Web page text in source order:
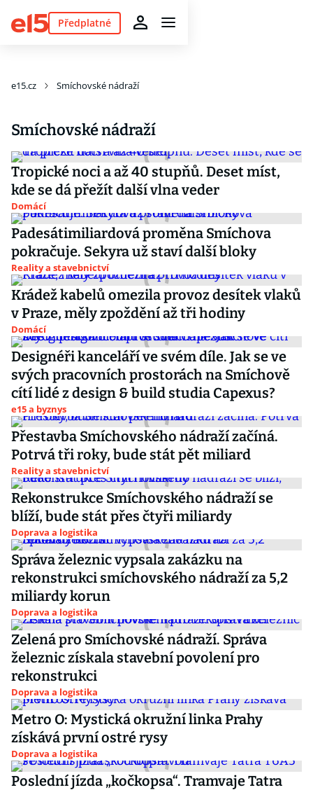
Předplatné
e15.cz Smíchovské nádraží
Smíchovské nádraží
Tropické noci a až 40 stupňů. Deset míst,
kde se dá přežít další vlna veder
Domácí
Padesátimiliardová proměna Smíchova
pokračuje. Sekyra už staví další bloky
Reality a stavebnictví
Krádež kabelů omezila provoz desítek vlaků
v Praze, měly zpoždění až tři hodiny
Domácí
Designéři kanceláří ve svém díle. Jak se ve
svých pracovních prostorách na Smíchově
cítí lidé z design & build studia Capexus?
e15 a byznys
Přestavba Smíchovského nádraží začíná.
Potrvá tři roky, bude stát pět miliard
Reality a stavebnictví
Rekonstrukce Smíchovského nádraží se
blíží, bude stát přes čtyři miliardy
Doprava a logistika
Správa železnic vypsala zakázku na
rekonstrukci smíchovského nádraží za 5,2
miliardy korun
Doprava a logistika
Zelená pro Smíchovské nádraží. Správa
železnic získala stavební povolení pro
rekonstrukci
Doprava a logistika
Metro O: Mystická okružní linka Prahy
získává první ostré rysy
Doprava a logistika
Poslední jízda „kočkopsa“. Tramvaje Tatra